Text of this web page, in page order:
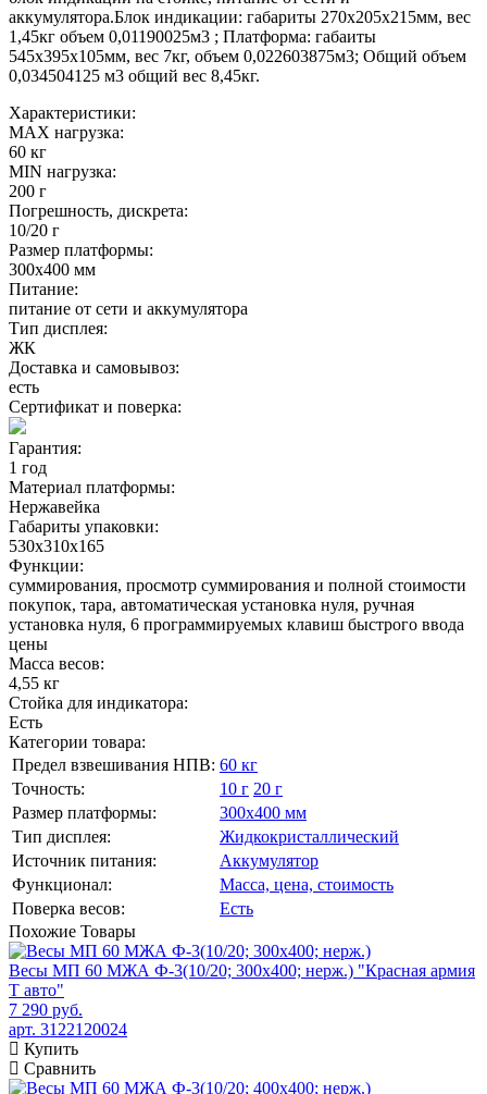
аккумулятора.Блок индикации: габариты 270х205х215мм, вес
1,45кг объем 0,01190025м3 ; Платформа: габаиты
545х395х105мм, вес 7кг, объем 0,022603875м3; Общий объем
0,034504125 м3 общий вес 8,45кг.
Характеристики:
MAX нагрузка:
60 кг
MIN нагрузка:
200 г
Погрешность, дискрета:
10/20 г
Размер платформы:
300х400 мм
Питание:
питание от сети и аккумулятора
Тип дисплея:
ЖК
Доставка и самовывоз:
есть
Сертификат и поверка:
Гарантия:
1 год
Материал платформы:
Нержавейка
Габариты упаковки:
530х310х165
Функции:
суммирования, просмотр суммирования и полной стоимости
покупок, тара, автоматическая установка нуля, ручная
установка нуля, 6 программируемых клавиш быстрого ввода
цены
Масса весов:
4,55 кг
Стойка для индикатора:
Есть
Категории товара:
Предел взвешивания НПВ: 60 кг
Точность:
10 г 20 г
Размер платформы:
300х400 мм
Тип дисплея:
Жидкокристаллический
Источник питания:
Аккумулятор
Функционал:
Масса, цена, стоимость
Поверка весов:
Есть
Похожие Товары
Весы МП 60 МЖА Ф-3(10/20; 300х400; нерж.) "Красная армия
Т авто"
7 290 руб.
арт. 3122120024
Купить
Сравнить